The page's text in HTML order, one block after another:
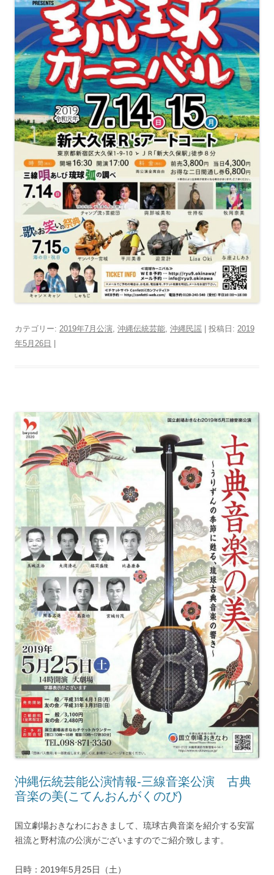
カテゴリー: 2019年7月公演, 沖縄伝統芸能, 沖縄民謡 | 投稿日: 2019
年5月26日
沖縄伝統芸能公演情報‐三線音楽公演 古典
音楽の美(こてんおんがくのび)
国立劇場おきなわにおきまして、琉球古典音楽を紹介する安冨
祖流と野村流の公演がございますのでご紹介致します。
日時：2019年5月25日（土）